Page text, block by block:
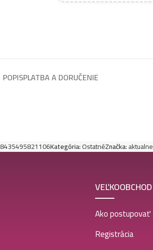
POPISPLATBA A DORUČENIE
8435495821106Kategória:OstatnéZnačka:aktualne
VEĽKOOBCHOD
Ako postupovať
Registrácia